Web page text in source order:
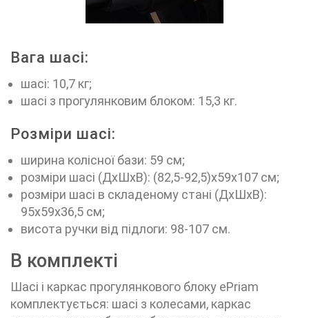
Вага шасі:
шасі: 10,7 кг;
шасі з прогулянковим блоком: 15,3 кг.
Розміри шасі:
ширина колісної бази: 59 см;
розміри шасі (ДхШхВ): (82,5-92,5)х59х107 см;
розміри шасі в складеному стані (ДхШхВ):
95х59х36,5 см;
висота ручки від підлоги: 98-107 см.
В комплекті
Шасі і каркас прогулянкового блоку еPriam
комплектується: шасі з колесами, каркас